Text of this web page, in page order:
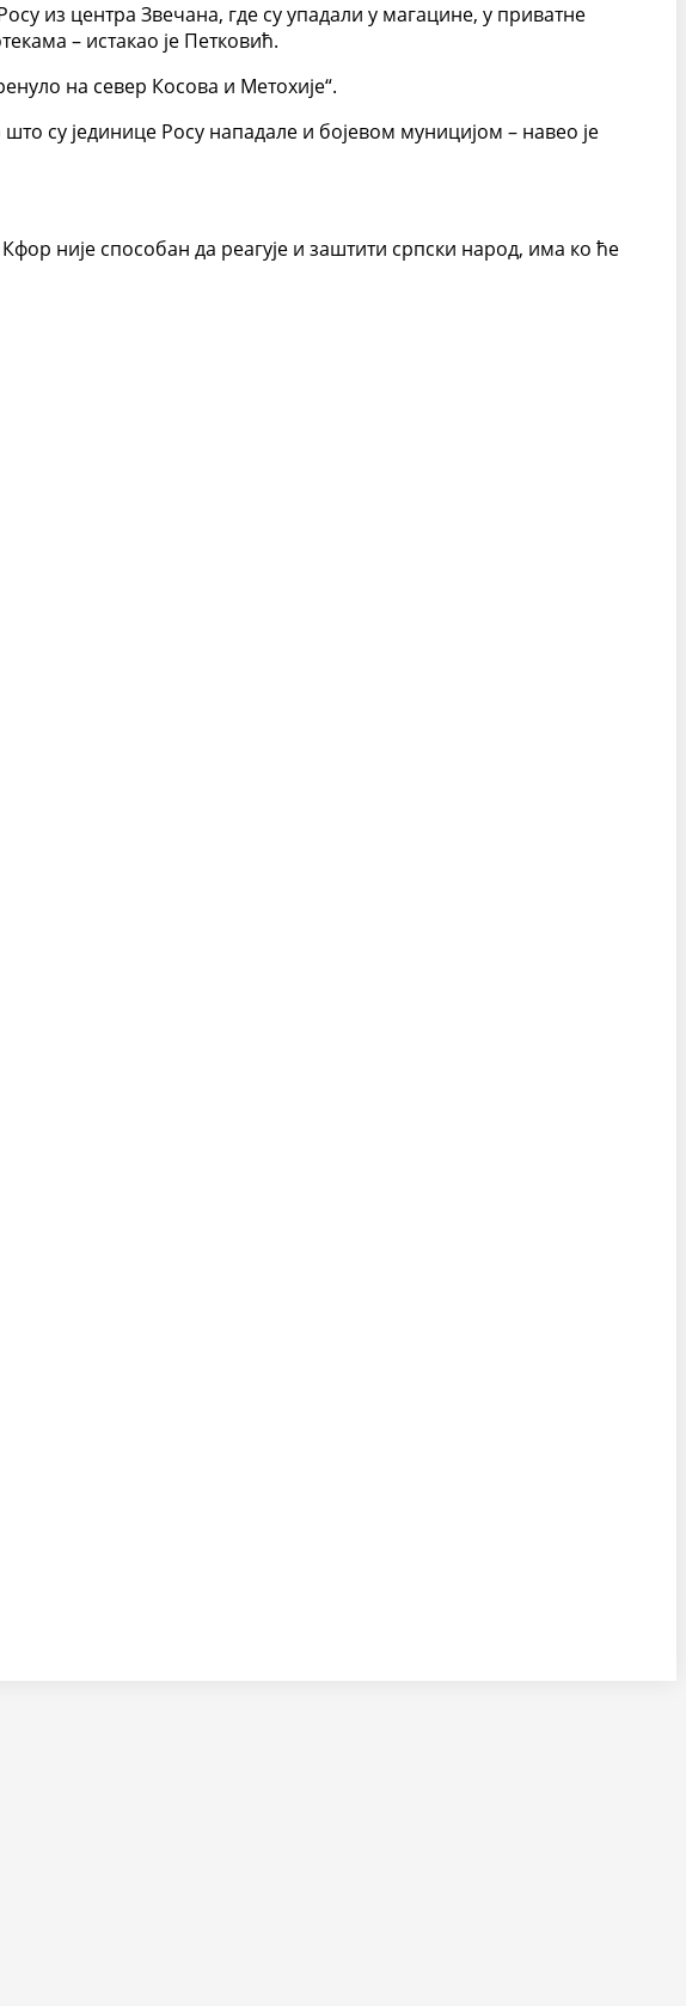
из центра Звечана, где су упадали у магацине, у приватне
– истакао је Петковић.
на север Косова и Метохије“.
су јединице Росу нападале и бојевом муницијом – навео је
није способан да реагује и заштити српски народ, има ко ће